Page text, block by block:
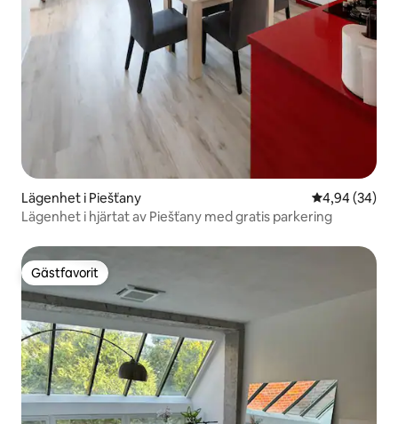
Lägenhet i Piešťany 4,94 av 5 i
4,94 (34)
Lägenhet i hjärtat av Piešťany med gratis parkering
Gästfavorit
Gästfavorit